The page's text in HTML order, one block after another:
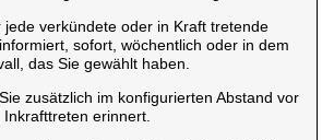
jede verkündete oder in Kraft tretende
sofort, wöchentlich oder in dem
das Sie gewählt haben.
zusätzlich im konfigurierten Abstand vor
Inkrafttreten erinnert.